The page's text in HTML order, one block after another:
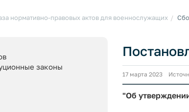
нормативно-правовых актов для военнослужащих
законы
17 марта 2023
"Об